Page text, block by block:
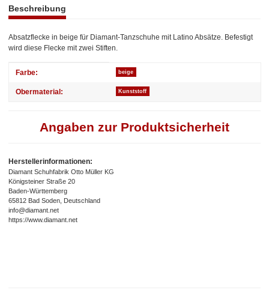
Beschreibung
Absatzflecke in beige für Diamant-Tanzschuhe mit Latino Absätze. Befestigt
wird diese Flecke mit zwei Stiften.
Produkteigenschaft
Wert
Farbe: beige
Obermaterial: Kunststoff
Angaben zur Produktsicherheit
Herstellerinformationen:
Diamant Schuhfabrik Otto Müller KG
Königsteiner Straße 20
Baden-Württemberg
65812 Bad Soden, Deutschland
info@diamant.net
https://www.diamant.net